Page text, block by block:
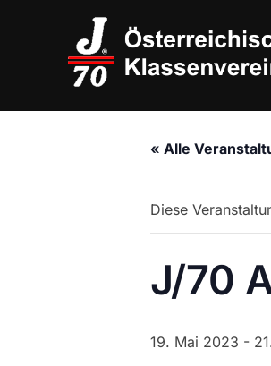
« Alle
Diese
J/70
19. Mai 2023 -